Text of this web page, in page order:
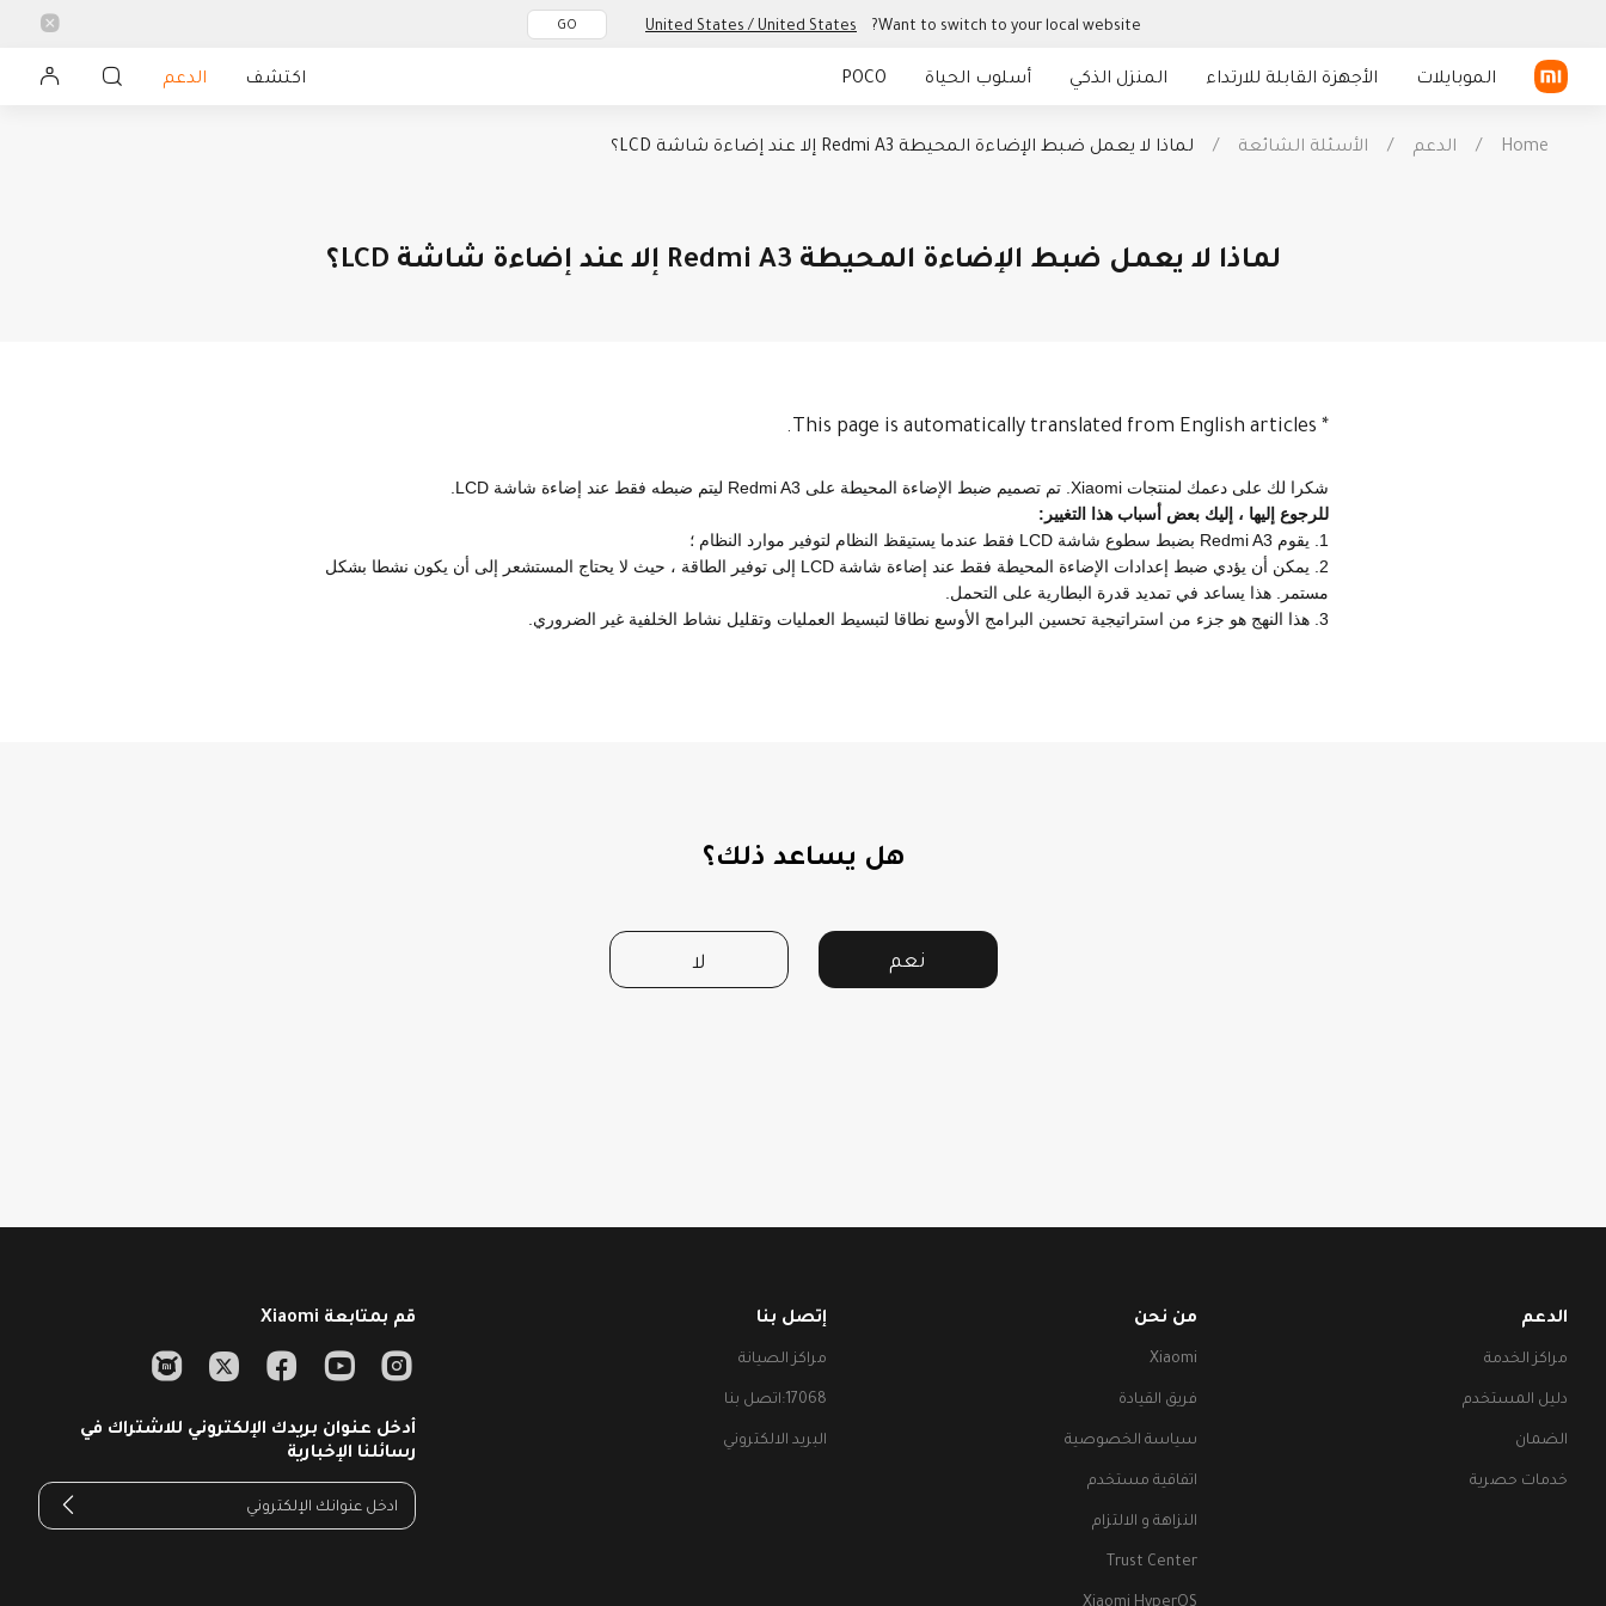
Want to switch to your local website?
United States / United States
GO
الموبايلات الأجهزة القابلة للارتداء المنزل الذكي أسلوب الحياة POCO
سلسلة Xiaomi
الساعة الذكية
اكتشف الدعم
Home
/ الدعم / الأسئلة الشائعة / لماذا لا يعمل ضبط الإضاءة المحيطة Redmi A3 إلا عند إضاءة شاشة LCD؟
لماذا لا يعمل ضبط الإضاءة المحيطة Redmi A3 إلا عند إضاءة شاشة LCD؟
*
This page is automatically translated from English articles.
شكرا لك على دعمك لمنتجات Xiaomi. تم تصميم ضبط الإضاءة المحيطة على Redmi A3 ليتم ضبطه فقط عند إضاءة شاشة LCD.
للرجوع إليها ، إليك بعض أسباب هذا التغيير:
1. يقوم Redmi A3 بضبط سطوع شاشة LCD فقط عندما يستيقظ النظام لتوفير موارد النظام ؛
2. يمكن أن يؤدي ضبط إعدادات الإضاءة المحيطة فقط عند إضاءة شاشة LCD إلى توفير الطاقة ، حيث لا يحتاج المستشعر إلى أن يكون نشطا بشكل
مستمر. هذا يساعد في تمديد قدرة البطارية على التحمل.
3. هذا النهج هو جزء من استراتيجية تحسين البرامج الأوسع نطاقا لتبسيط العمليات وتقليل نشاط الخلفية غير الضروري.
هل يساعد ذلك؟
نعم لا
الدعم
مراكز الخدمة
دليل المستخدم
الضمان
خدمات حصرية
من نحن
Xiaomi
فريق القيادة
سياسة الخصوصية
اتفاقية مستخدم
النزاهة و الالتزام
Trust Center
Xiaomi HyperOS
إتصل بنا
مراكز الصيانة
17068:اتصل بنا
البريد الالكتروني
قم بمتابعة Xiaomi
أدخل عنوان بريدك الإلكتروني للاشتراك في
رسائلنا الإخبارية